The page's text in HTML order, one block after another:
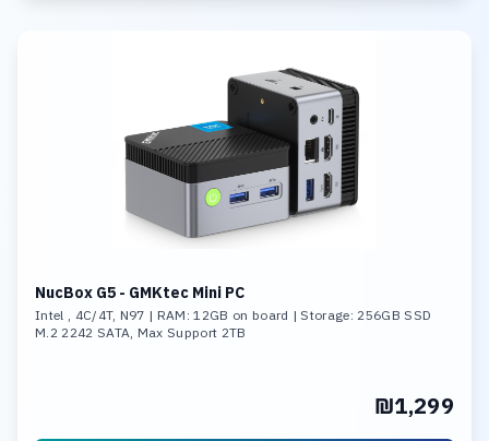
NucBox G5 - GMKtec Mini PC
Intel , 4C/4T, N97 | RAM: 12GB on board | Storage: 256GB SSD
M.2 2242 SATA, Max Support 2TB
₪1,299